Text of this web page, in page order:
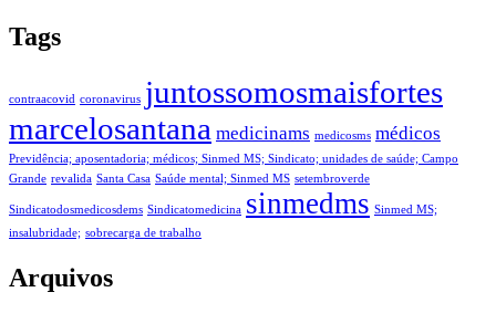
Tags
contraacovid coronavirus juntossomosmaisfortes
marcelosantana medicinams medicosms médicos
Previdência; aposentadoria; médicos; Sinmed MS; Sindicato; unidades de saúde; Campo
Grande revalida Santa Casa Saúde mental; Sinmed MS setembroverde
Sindicatodosmedicosdems Sindicatomedicina sinmedms Sinmed MS;
insalubridade; sobrecarga de trabalho
Arquivos